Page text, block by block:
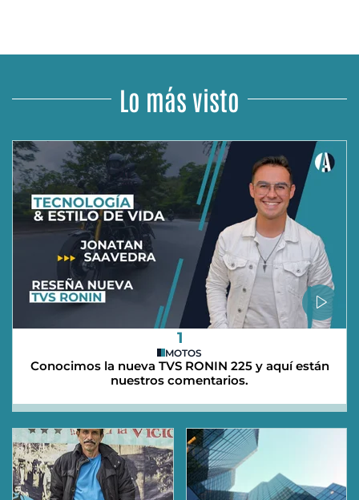
Lo más visto
1
MOTOS
Conocimos la nueva TVS RONIN 225 y aquí están
nuestros comentarios.